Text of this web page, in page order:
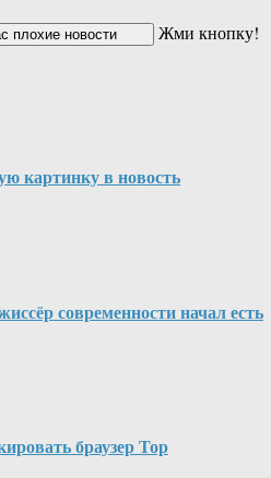
Жми кнопку!
картинку в новость
современности начал есть
браузер Тор